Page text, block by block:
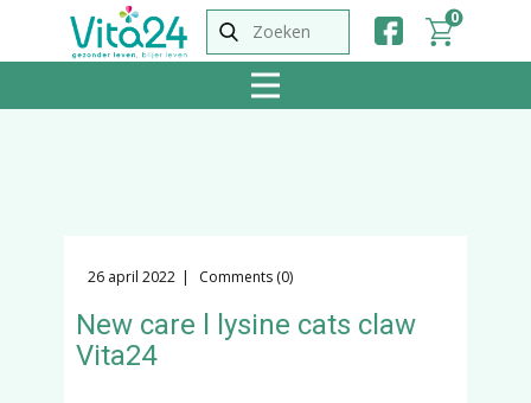
0
26 april 2022 Comments (0)
New care l lysine cats claw
Vita24